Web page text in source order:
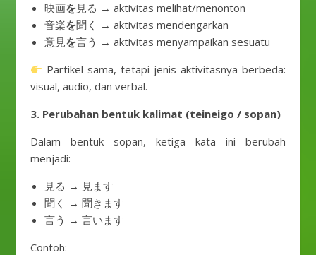
映画を 見る → aktivitas melihat/menonton
音楽を聞く → aktivitas mendengarkan
意見を言う → aktivitas menyampaikan sesuatu
Partikel sama, tetapi jenis aktivitasnya berbeda:
visual, audio, dan verbal.
3. Perubahan bentuk kalimat (teineigo / sopan)
Dalam bentuk sopan, ketiga kata ini berubah
menjadi:
見る → 見ます
聞く → 聞きます
言う → 言います
Contoh: